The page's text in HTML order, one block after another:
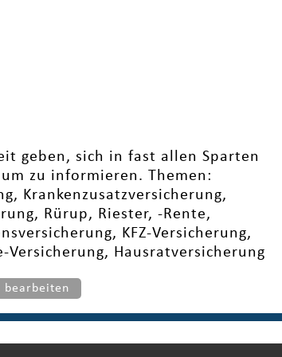
geben, sich in fast allen Sparten
zu informieren. Themen:
Krankenzusatzversicherung,
Rürup, Riester, -Rente,
KFZ-Versicherung,
Hausratversicherung
bearbeiten